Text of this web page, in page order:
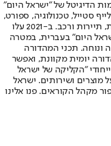
הדיגיטל של "ישראל היום"
סטייל, טכנולוגיה, ספורט,
כלכלה וצרכנות, בריאות, חיילים, אוכל, יהדות, תיירות ורכב. ב-2021 עלו
היום" בעברית, במטרה
ונוחה. תכני המהדורה
יומית מקוונת, ואפשר
"הקליקה של ישראל
מוצרים ושירותים. ישראל
מקהל הקוראים. פנו אלינו